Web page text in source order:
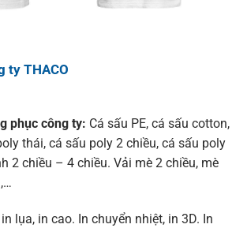
ty THACO
phục công ty: Cá sấu PE, cá sấu cotton,
thái, cá sấu poly 2 chiều, cá sấu poly
2 chiều – 4 chiều. Vải mè 2 chiều, mè
in lụa, in cao. In chuyển nhiệt, in 3D. In